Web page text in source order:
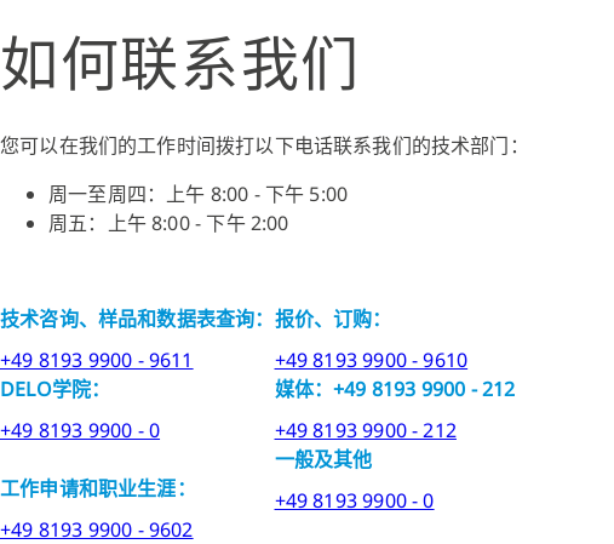
如何联系我们
您可以在我们的工作时间拨打以下电话联系我们的技术部门：
周一至周四：上午 8:00 - 下午 5:00
周五：上午 8:00 - 下午 2:00
技术咨询、样品和数据表查询：
+49 8193 9900 - 9611
DELO学院：
+49 8193 9900 - 0
工作申请和职业生涯：
+49 8193 9900 - 9602
报价、订购：
+49 8193 9900 - 9610
媒体：+49 8193 9900 - 212
+49 8193 9900 - 212
一般及其他
+49 8193 9900 - 0